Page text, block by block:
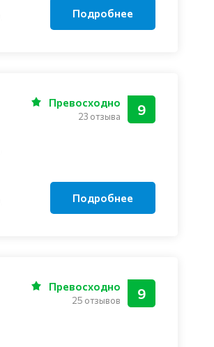
Подробнее
9
Превосходно
23 отзыва
Подробнее
9
Превосходно
25 отзывов